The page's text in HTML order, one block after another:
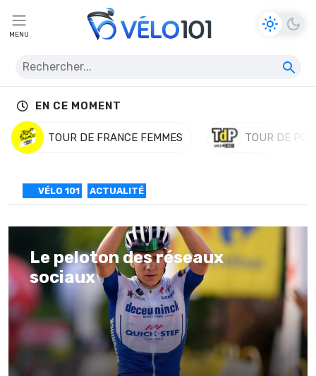
MENU
EN CE MOMENT
TOUR DE FRANCE FEMMES TOUR DE
VÉLO 101 ACTUALITÉ
Le peloton des réseaux
sociaux